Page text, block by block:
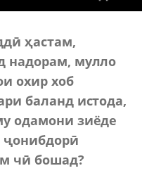
ҳастам,
надорам, мулло
охир хоб
баланд истода,
одамони зиёде
ҷонибдорӣ
чӣ бошад?